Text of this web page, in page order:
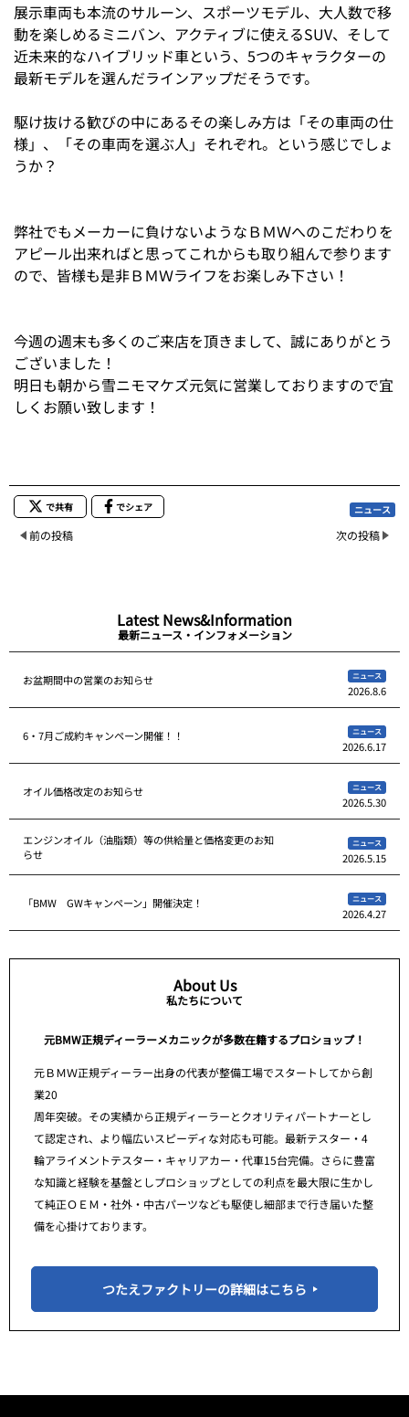
展示車両も本流のサルーン、スポーツモデル、大人数で移
動を楽しめるミニバン、アクティブに使えるSUV、そして
近未来的なハイブリッド車という、5つのキャラクターの
最新モデルを選んだラインアップだそうです。
駆け抜ける歓びの中にあるその楽しみ方は「その車両の仕
様」、「その車両を選ぶ人」それぞれ。という感じでしょ
うか？
弊社でもメーカーに負けないようなＢＭＷへのこだわりを
アピール出来ればと思ってこれからも取り組んで参ります
ので、皆様も是非ＢＭＷライフをお楽しみ下さい！
今週の週末も多くのご来店を頂きまして、誠にありがとう
ございました！
明日も朝から雪ニモマケズ元気に営業しておりますので宜
しくお願い致します！
で共有 でシェア ニュース
前の投稿 次の投稿
Latest News&Information
最新ニュース・インフォメーション
お盆期間中の営業のお知らせ ニュース
2026.8.6
6・7月ご成約キャンペーン開催！！ ニュース
2026.6.17
オイル価格改定のお知らせ ニュース
2026.5.30
エンジンオイル（油脂類）等の供給量と価格変更のお知
らせ
ニュース
2026.5.15
「BMW GWキャンペーン」開催決定！ ニュース
2026.4.27
About Us
私たちについて
元BMW正規ディーラーメカニックが多数在籍するプロショップ！
元ＢＭＷ正規ディーラー出身の代表が整備工場でスタートしてから創
業20
周年突破。その実績から正規ディーラーとクオリティパートナーとし
て認定され、より幅広いスピーディな対応も可能。最新テスター・4
輪アライメントテスター・キャリアカー・代車15台完備。さらに豊富
な知識と経験を基盤としプロショップとしての利点を最大限に生かし
て純正ＯＥＭ・社外・中古パーツなども駆使し細部まで行き届いた整
備を心掛けております。
つたえファクトリーの詳細はこちら